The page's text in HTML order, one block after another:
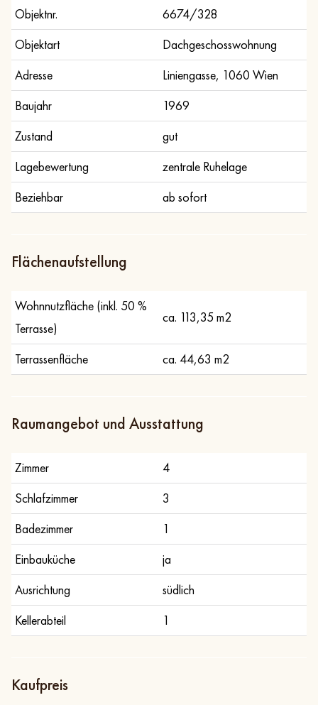
Objektnr.
6674/328
Objektart
Dachgeschosswohnung
Adresse
Liniengasse, 1060 Wien
Baujahr
1969
Zustand
gut
Lagebewertung
zentrale Ruhelage
Beziehbar
ab sofort
Flächenaufstellung
Wohnnutzfläche (inkl. 50 %
Terrasse)
ca. 113,35 m2
Terrassenfläche ca. 44,63 m2
Raumangebot und Ausstattung
Zimmer
4
Schlafzimmer
3
Badezimmer
1
Einbauküche
ja
Ausrichtung
südlich
Kellerabteil
1
Kaufpreis